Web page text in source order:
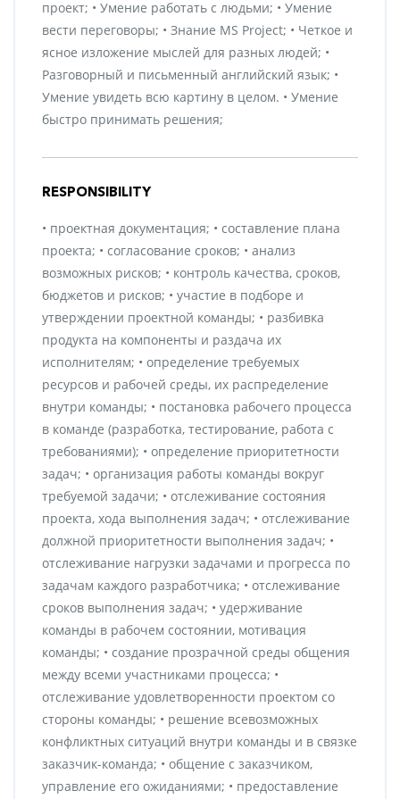
проект; • Умение работать с людьми; • Умение
вести переговоры; • Знание MS Project; • Четкое и
ясное изложение мыслей для разных людей; •
Разговорный и письменный английский язык; •
Умение увидеть всю картину в целом. • Умение
быстро принимать решения;
RESPONSIBILITY
• проектная документация; • составление плана
проекта; • согласование сроков; • анализ
возможных рисков; • контроль качества, сроков,
бюджетов и рисков; • участие в подборе и
утверждении проектной команды; • разбивка
продукта на компоненты и раздача их
исполнителям; • определение требуемых
ресурсов и рабочей среды, их распределение
внутри команды; • постановка рабочего процесса
в команде (разработка, тестирование, работа с
требованиями); • определение приоритетности
задач; • организация работы команды вокруг
требуемой задачи; • отслеживание состояния
проекта, хода выполнения задач; • отслеживание
должной приоритетности выполнения задач; •
отслеживание нагрузки задачами и прогресса по
задачам каждого разработчика; • отслеживание
сроков выполнения задач; • удерживание
команды в рабочем состоянии, мотивация
команды; • создание прозрачной среды общения
между всеми участниками процесса; •
отслеживание удовлетворенности проектом со
стороны команды; • решение всевозможных
конфликтных ситуаций внутри команды и в связке
заказчик-команда; • общение с заказчиком,
управление его ожиданиями; • предоставление